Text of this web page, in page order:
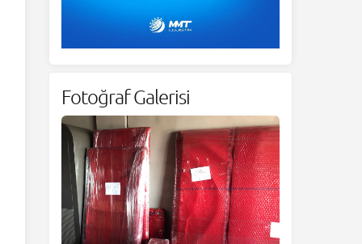
Fotoğraf Galerisi